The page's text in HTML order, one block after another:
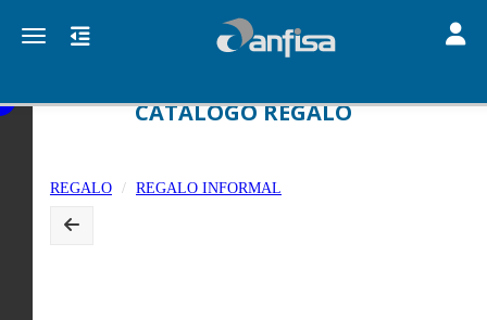
Toggle navigation
CATALOGO REGALO
REGALO REGALO INFORMAL